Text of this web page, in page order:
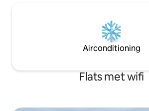
Airconditioning
Flats met wifi